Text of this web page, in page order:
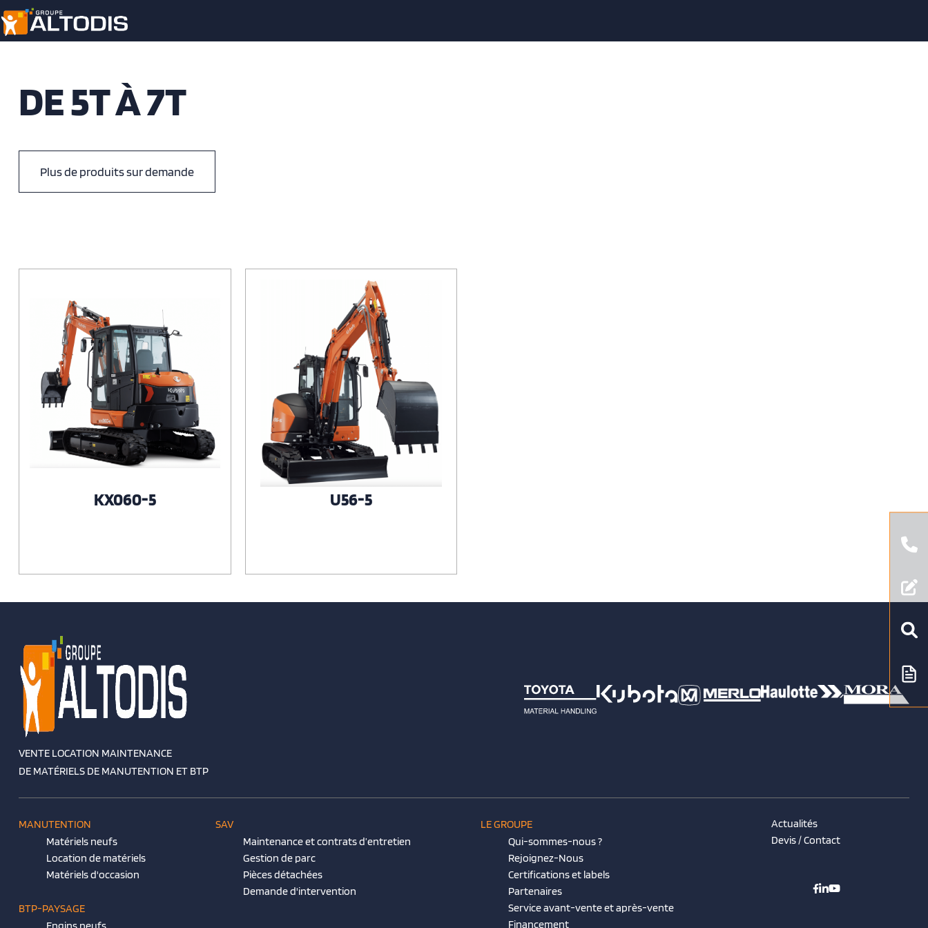
DE 5T À 7T
Plus de produits sur demande
KX060-5 U56-5
VENTE LOCATION MAINTENANCE
DE MATÉRIELS DE MANUTENTION ET BTP
MANUTENTION
Matériels neufs
Location de matériels
Matériels d'occasion
BTP-PAYSAGE
Engins neufs
SAV
Maintenance et contrats d’entretien
Gestion de parc
Pièces détachées
Demande d'intervention
LE GROUPE
Qui-sommes-nous ?
Rejoignez-Nous
Certifications et labels
Partenaires
Service avant-vente et après-vente
Financement
Actualités
Devis / Contact